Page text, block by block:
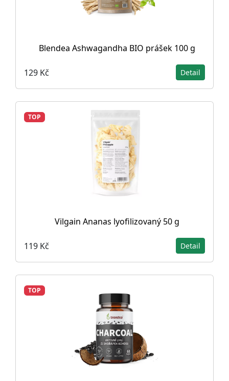
Blendea Ashwagandha BIO prášek 100 g
129 Kč Detail
TOP
Vilgain Ananas lyofilizovaný 50 g
119 Kč Detail
TOP